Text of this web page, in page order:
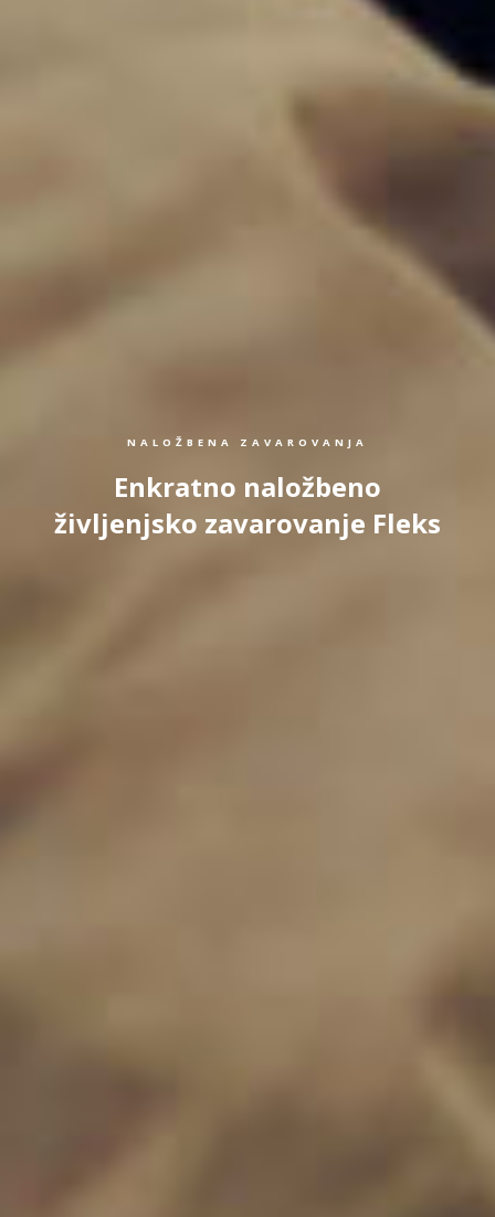
NALOŽBENA ZAVAROVANJA
Enkratno naložbeno
življenjsko zavarovanje Fleks